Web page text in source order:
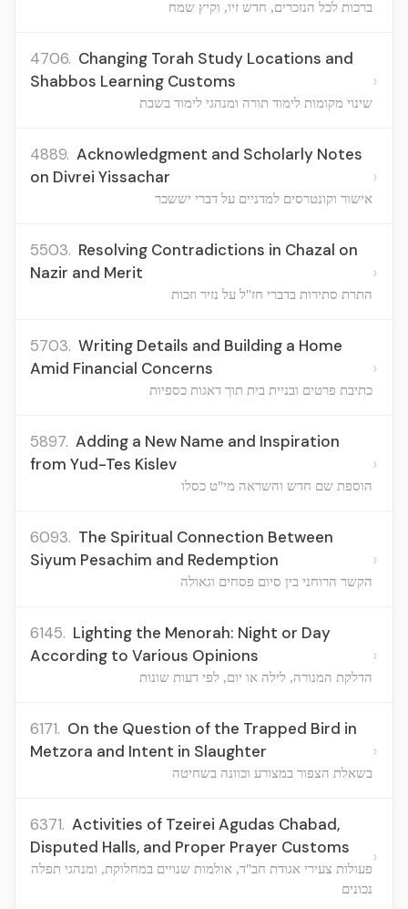
ברכות לכל הנזכרים, חדש זיו, וקיץ שמח
4706. Changing Torah Study Locations and
Shabbos Learning Customs
שינוי מקומות לימוד תורה ומנהגי לימוד בשבת
›
4889. Acknowledgment and Scholarly Notes
on Divrei Yissachar
אישור וקונטרסים למדניים על דברי יששכר
›
5503. Resolving Contradictions in Chazal on
Nazir and Merit
התרת סתירות בדברי חז"ל על נזיר וזכות
›
5703. Writing Details and Building a Home
Amid Financial Concerns
כתיבת פרטים ובניית בית תוך דאגות כספיות
›
5897. Adding a New Name and Inspiration
from Yud-Tes Kislev
הוספת שם חדש והשראה מי"ט כסלו
›
6093. The Spiritual Connection Between
Siyum Pesachim and Redemption
הקשר הרוחני בין סיום פסחים וגאולה
›
6145. Lighting the Menorah: Night or Day
According to Various Opinions
הדלקת המנורה, לילה או יום, לפי דעות שונות
›
6171. On the Question of the Trapped Bird in
Metzora and Intent in Slaughter
בשאלת הצפור במצורע וכוונה בשחיטה
›
6371. Activities of Tzeirei Agudas Chabad,
Disputed Halls, and Proper Prayer Customs
פעולות צעירי אגודת חב"ד, אולמות שנויים במחלוקת, ומנהגי תפלה
נכונים
›